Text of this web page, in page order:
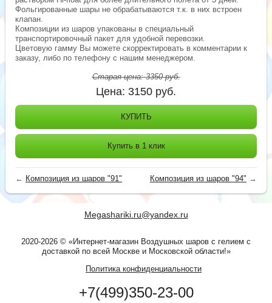
Фольгированные шары не обрабатываются т.к. в них встроен
клапан.
Композиции из шаров упакованы в специальный
транспортировочный пакет для удобной перевозки.
Цветовую гамму Вы можете скорректировать в комментарии к
заказу, либо по телефону с нашим менеджером.
Старая цена:3350руб.
Цена: 3150 руб.
КУПИТЬ
Купить в 1 клик
← Композиция из шаров "91" Композиция из шаров "94" →
Megashariki.ru@yandex.ru
2020-2026 © «Интернет-магазин Воздушных шаров с гелием с
доставкой по всей Москве и Московской области!»
Политика конфиденциальности
+7(499)350-23-00